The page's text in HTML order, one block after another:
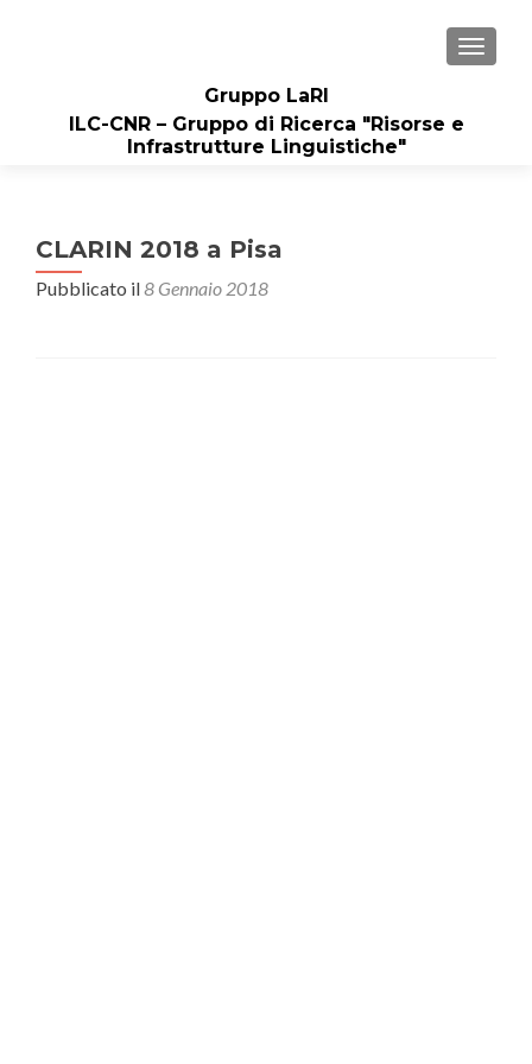
Gruppo LaRI
ILC-CNR – Gruppo di Ricerca "Risorse e
Infrastrutture Linguistiche"
CLARIN 2018 a Pisa
Pubblicato il8 Gennaio 2018